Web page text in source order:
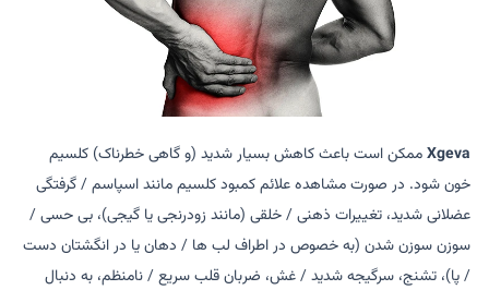
Xgevaممکن است باعث کاهش بسیار شدید (و گاهی خطرناک) کلسیم
خون شود. در صورت مشاهده علائم کمبود کلسیم مانند اسپاسم / گرفتگی
عضلانی شدید، تغییرات ذهنی / خلقی (مانند زودرنجی یا گیجی)، بی حسی /
سوزن سوزن شدن (به خصوص در اطراف لب ها / دهان یا در انگشتان دست
/ پا)، تشنج، سرگیجه شدید / غش، ضربان قلب سریع / نامنظم، به دنبال